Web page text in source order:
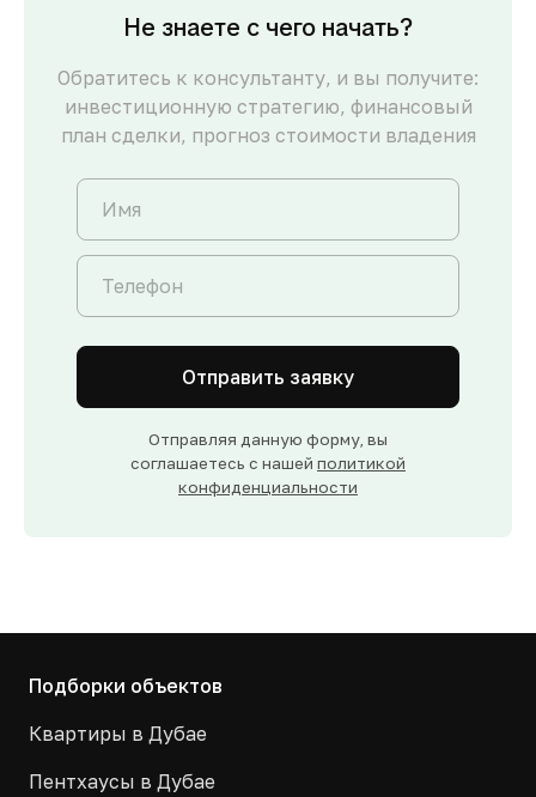
Не знаете с чего начать?
Обратитесь к консультанту, и вы получите:
инвестиционную стратегию, финансовый
план сделки, прогноз стоимости владения
Отправить заявку
Отправляя данную форму, вы
соглашаетесь с нашей политикой
конфиденциальности
Подборки объектов
Квартиры в Дубае
Пентхаусы в Дубае